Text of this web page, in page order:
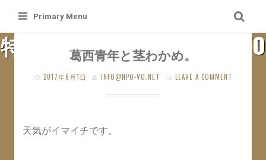
content
Primary Menu
特定非営利活動法人 札幌VO
葛西青年と茎わかめ。
2017年6月1日 INFO@NPO-VO.NET LEAVE A COMMENT
天気がイマイチです。